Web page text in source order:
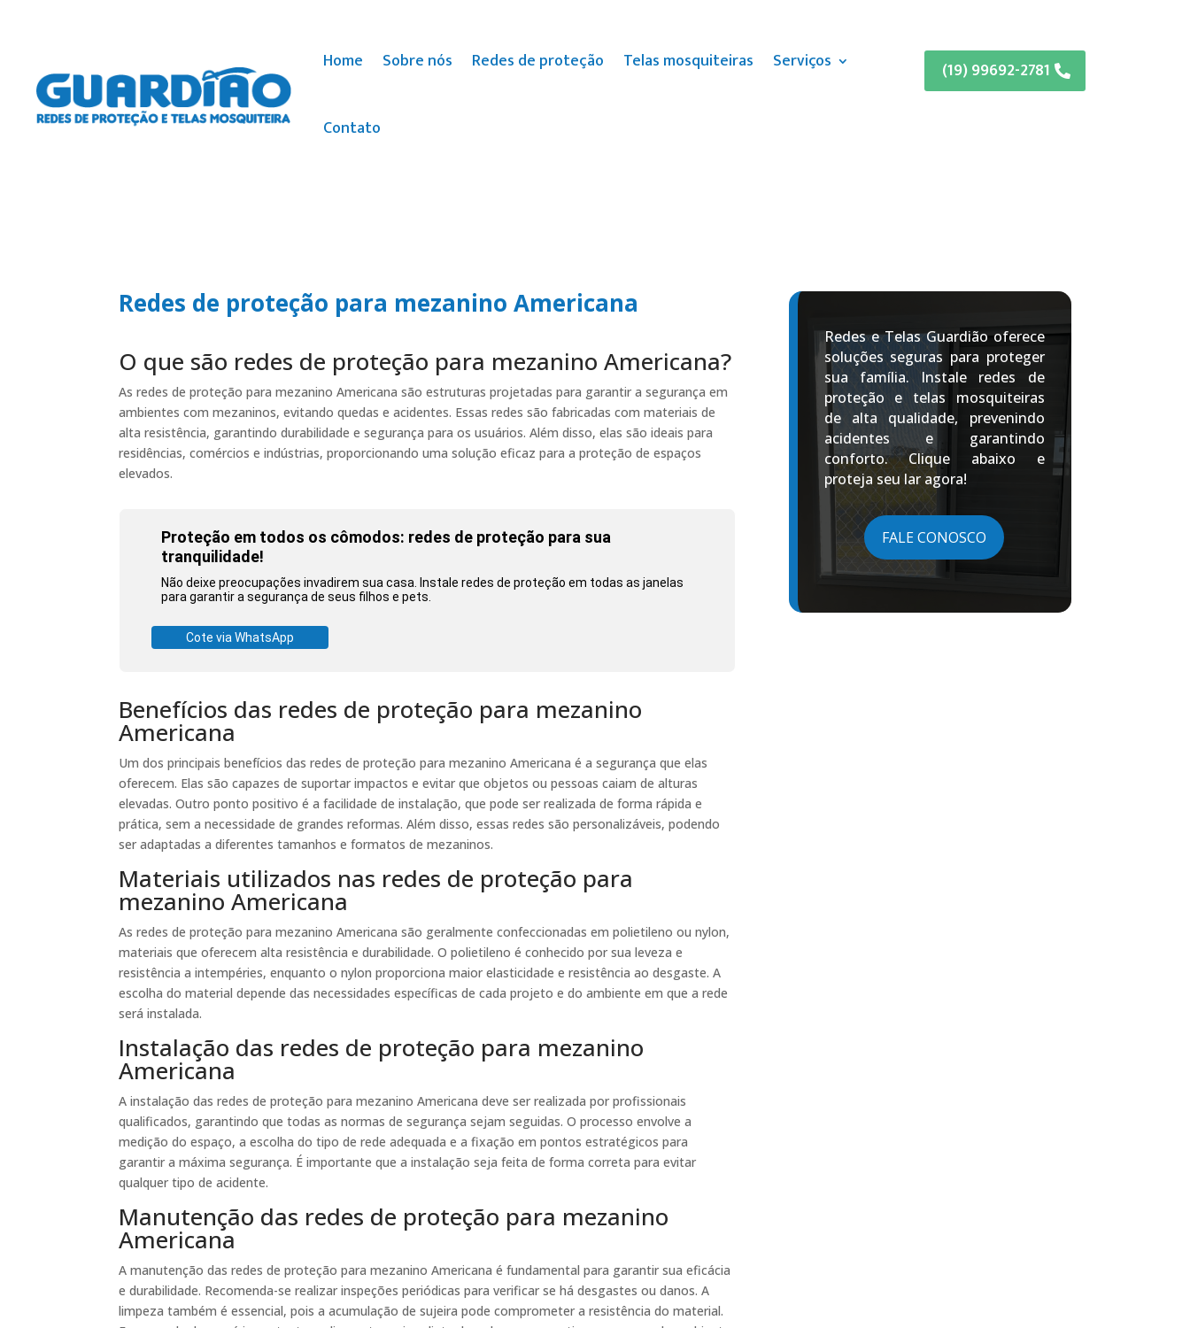
Home Sobre nós Redes de proteção Telas mosquiteiras Serviços
Contato
(19) 99692-2781
Redes de proteção para mezanino Americana
O que são redes de proteção para mezanino Americana?
As redes de proteção para mezanino Americana são estruturas projetadas para garantir a segurança em
ambientes com mezaninos, evitando quedas e acidentes. Essas redes são fabricadas com materiais de
alta resistência, garantindo durabilidade e segurança para os usuários. Além disso, elas são ideais para
residências, comércios e indústrias, proporcionando uma solução eficaz para a proteção de espaços
elevados.
Proteção em todos os cômodos: redes de proteção para sua
tranquilidade!
Não deixe preocupações invadirem sua casa. Instale redes de proteção em todas as janelas
para garantir a segurança de seus filhos e pets.
Cote via WhatsApp
Benefícios das redes de proteção para mezanino
Americana
Um dos principais benefícios das redes de proteção para mezanino Americana é a segurança que elas
oferecem. Elas são capazes de suportar impactos e evitar que objetos ou pessoas caiam de alturas
elevadas. Outro ponto positivo é a facilidade de instalação, que pode ser realizada de forma rápida e
prática, sem a necessidade de grandes reformas. Além disso, essas redes são personalizáveis, podendo
ser adaptadas a diferentes tamanhos e formatos de mezaninos.
Materiais utilizados nas redes de proteção para
mezanino Americana
As redes de proteção para mezanino Americana são geralmente confeccionadas em polietileno ou nylon,
materiais que oferecem alta resistência e durabilidade. O polietileno é conhecido por sua leveza e
resistência a intempéries, enquanto o nylon proporciona maior elasticidade e resistência ao desgaste. A
escolha do material depende das necessidades específicas de cada projeto e do ambiente em que a rede
será instalada.
Instalação das redes de proteção para mezanino
Americana
A instalação das redes de proteção para mezanino Americana deve ser realizada por profissionais
qualificados, garantindo que todas as normas de segurança sejam seguidas. O processo envolve a
medição do espaço, a escolha do tipo de rede adequada e a fixação em pontos estratégicos para
garantir a máxima segurança. É importante que a instalação seja feita de forma correta para evitar
qualquer tipo de acidente.
Manutenção das redes de proteção para mezanino
Americana
A manutenção das redes de proteção para mezanino Americana é fundamental para garantir sua eficácia
e durabilidade. Recomenda-se realizar inspeções periódicas para verificar se há desgastes ou danos. A
limpeza também é essencial, pois a acumulação de sujeira pode comprometer a resistência do material.
Redes e Telas Guardião oferece
soluções seguras para proteger
sua família. Instale redes de
proteção e telas mosquiteiras
de alta qualidade, prevenindo
acidentes e garantindo
conforto. Clique abaixo e
proteja seu lar agora!
FALE CONOSCO